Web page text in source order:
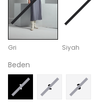
Gri Siyah
Beden
1 2 3